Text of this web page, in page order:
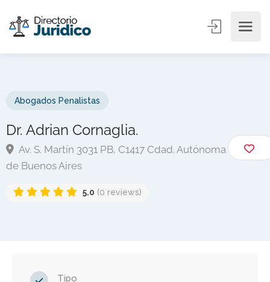
Abogados Penalistas
Dr. Adrian Cornaglia.
Av. S. Martín 3031 PB, C1417 Cdad. Autónoma
de Buenos Aires
5.0 (0 reviews)
Tipo